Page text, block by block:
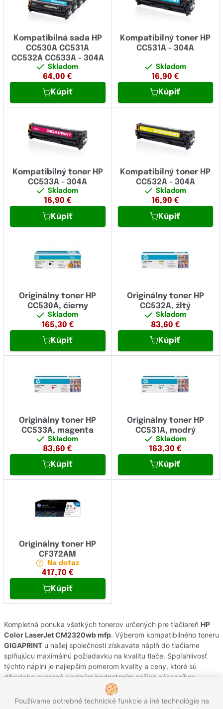
Kompatibilná sada HP
CC530A CC531A
CC532A CC533A - 304A
Skladom
64,00 €
Kúpiť
Kompatibilný toner HP
CC531A - 304A
Skladom
16,90 €
Kúpiť
Kompatibilný toner HP
CC533A - 304A
Skladom
16,90 €
Kúpiť
Kompatibilný toner HP
CC532A - 304A
Skladom
16,90 €
Kúpiť
Originálny toner HP
CC530A, čierny
Skladom
165,30 €
Kúpiť
Originálny toner HP
CC532A, žltý
Skladom
83,60 €
Kúpiť
Originálny toner HP
CC533A, magenta
Skladom
83,60 €
Kúpiť
Originálny toner HP
CC531A, modrý
Skladom
163,30 €
Kúpiť
Originálny toner HP
CF372AM
Na dotaz
417,70 €
Kúpiť
Kompletná ponuka všetkých tonerov určených pre tlačiareň HP
Color LaserJet CM2320wb mfp. Výberom kompatibilného toneru
GIGAPRINT u našej společnosti získavate náplň do tlačiarne
splňujúcu maximálnú požiadavku na kvalitu tlače. Spoľahlivosť
týchto náplní je najlepším pomerom kvality a ceny, ktoré sú
dlhodobo overené kladným hodnotením našich zákazníkov.
HPpochádzajú z oficiálnej
slovenskej distribúcie s garanciou pôvodu. Potrebujete poradiť s
Používame potrebné technické funkcie a iné technológie na